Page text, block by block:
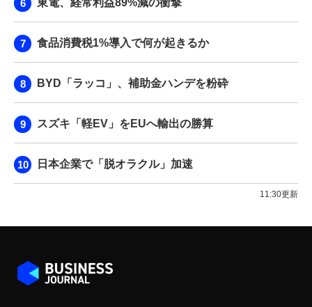
東電、経常利益89%減の衝撃
食品消費税1%導入で何が起きるか
BYD「ラッコ」、補助金ハンデを粉砕
スズキ「軽EV」をEUへ輸出の勝算
日本企業で「脱オラクル」加速
11:30更新